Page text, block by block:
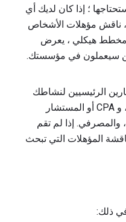
؛ إذا كان لديك أي
ناقش مؤهلات الأشخاص
مخطط هيكلي ، يعرض
سيعملون في مؤسستك.
الرئيسيين لنشاطك
التجاري ، بما في ذلك الاستشاريين ، و CPA أو المستشار
والمصرفي. إذا لم تقم
المؤهلات التي تبحث
ذلك: